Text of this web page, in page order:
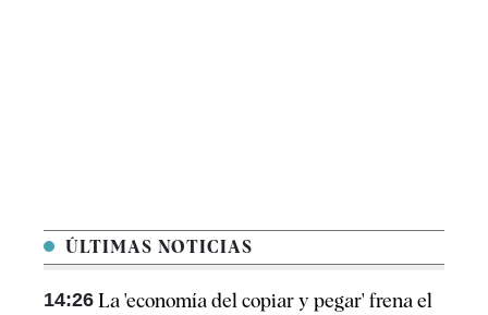
ÚLTIMAS NOTICIAS
14:26 La 'economía del copiar y pegar' frena el